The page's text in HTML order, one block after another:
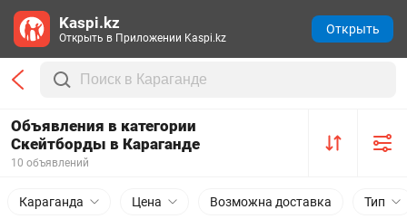
Объявления в категории
Скейтборды в Караганде
10 объявлений
Караганда Цена Возможна доставка Тип
Kaspi.kz
Открыть в Приложении Kaspi.kz
Открыть